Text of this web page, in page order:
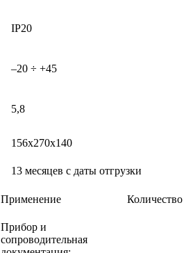
IP20
–20 ÷ +45
5,8
156х270х140
13 месяцев с даты отгрузки
Применение Количество
Прибор и
сопроводительная